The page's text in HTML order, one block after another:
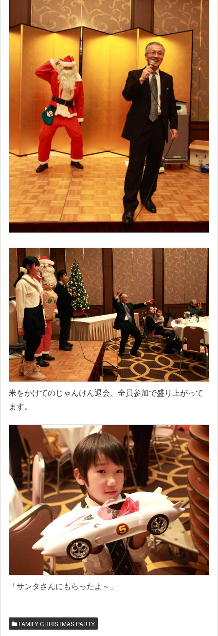
米をかけてのじゃんけん退会、全員参加で盛り上がって
ます。
「サンタさんにもらったよ～」
FAMILY CHRISTMAS PARTY